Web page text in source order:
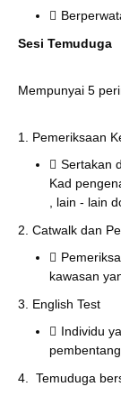
Sesi Temuduga
Mempunyai 5
1. Pemeriksaan
Sertakan
Kad
, lain - lain
2. Catwalk dan
kawasan
3. English Test
Individu
4. Temuduga